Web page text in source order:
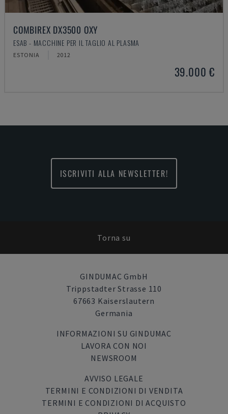
COMBIREX DX3500 OXY
ESAB - MACCHINE PER IL TAGLIO AL PLASMA
ESTONIA 2012
39.000 €
ISCRIVITI ALLA NEWSLETTER!
Torna su
GINDUMAC GmbH
Trippstadter Strasse 110
67663 Kaiserslautern
Germania
INFORMAZIONI SU GINDUMAC
LAVORA CON NOI
NEWSROOM
AVVISO LEGALE
TERMINI E CONDIZIONI DI VENDITA
TERMINI E CONDIZIONI DI ACQUISTO